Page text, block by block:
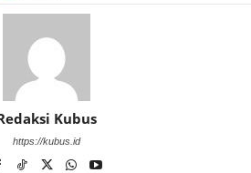
Kubus
https://kubus.id